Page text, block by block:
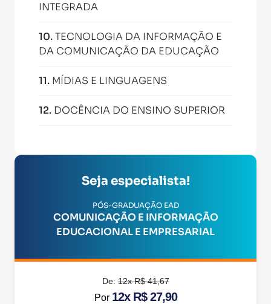
INTEGRADA
10.TECNOLOGIA DA INFORMAÇÃO E
DA COMUNICAÇÃO DA EDUCAÇÃO
11. MÍDIAS E LINGUAGENS
12. DOCÊNCIA DO ENSINO SUPERIOR
Seja especialista!
PÓS-GRADUAÇÃO EAD
COMUNICAÇÃO E INFORMAÇÃO
EDUCACIONAL E EMPRESARIAL
De:12x R$ 41,67
Por 12x R$ 27,90